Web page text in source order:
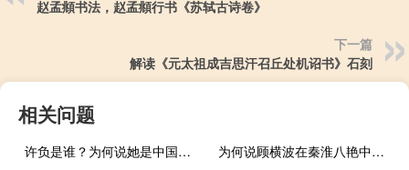
赵孟頫书法，赵孟頫行书《苏轼古诗卷》
下一篇
解读《元太祖成吉思汗召丘处机诏书》石刻
相关问题
许负是谁？为何说她是中国第一女相士？为何能被皇帝封侯？
为何说顾横波在秦淮八艳中地位最高？如何做到的？